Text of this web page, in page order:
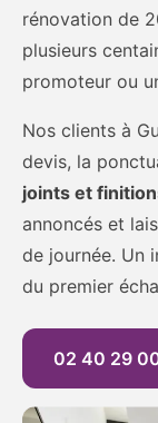
rénovation de
plusieurs
promoteur ou
Nos clients à
devis, la
joints et
annoncés et
de journée. Un
du premier
02 40 29